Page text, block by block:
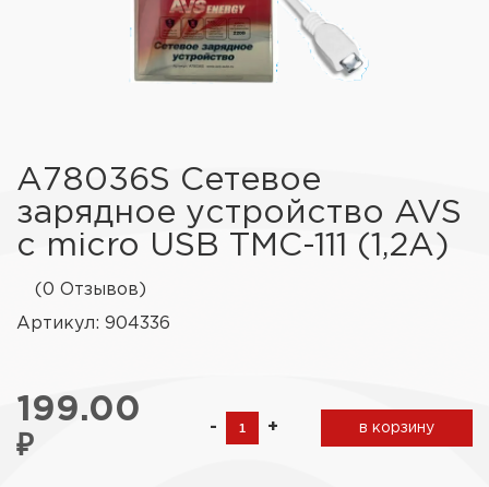
A78036S Сетевое
зарядное устройство AVS
с micro USB TMC-111 (1,2А)
(0 Отзывов)
Артикул: 904336
199.00
₽
- + в корзину